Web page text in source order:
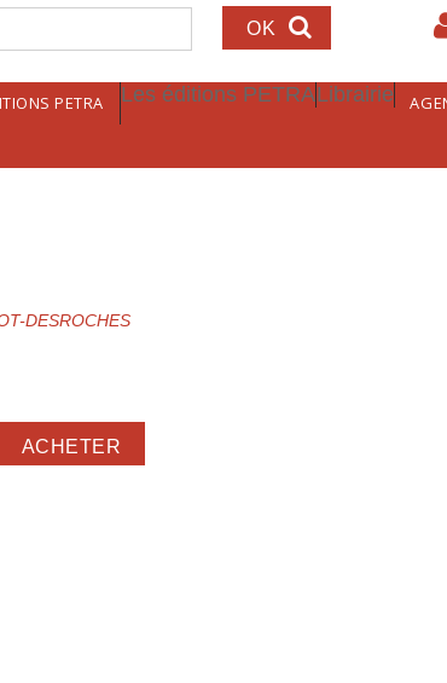
PETRA Les éditions PETRALibrairie
DESROCHES